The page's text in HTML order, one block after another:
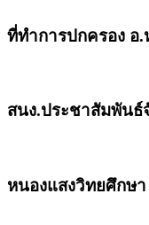
ที่ทำการปกครอง อ
สนง.ประชาสัมพันธ์
หนองแสงวิทยศึกษ